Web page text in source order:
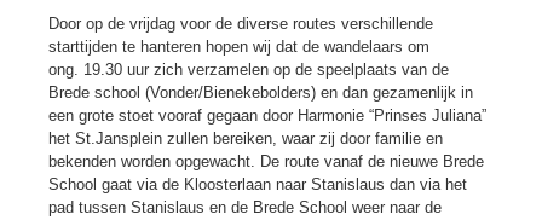
Door op de vrijdag voor de diverse routes verschillende
starttijden te hanteren hopen wij dat de wandelaars om
ong. 19.30 uur zich verzamelen op de speelplaats van de
Brede school (Vonder/Bienekebolders) en dan gezamenlijk in
een grote stoet vooraf gegaan door Harmonie “Prinses Juliana”
het St.Jansplein zullen bereiken, waar zij door familie en
bekenden worden opgewacht. De route vanaf de nieuwe Brede
School gaat via de Kloosterlaan naar Stanislaus dan via het
pad tussen Stanislaus en de Brede School weer naar de